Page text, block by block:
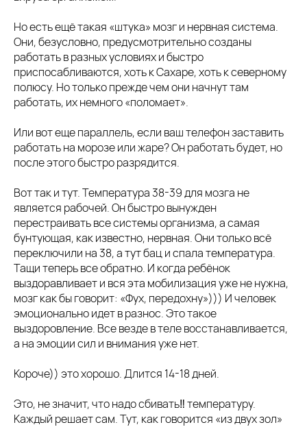
Но есть ещё такая «штука» мозг и нервная система.
Они, безусловно, предусмотрительно созданы
работать в разных условиях и быстро
приспосабливаются, хоть к Сахаре, хоть к северному
полюсу. Но только прежде чем они начнут там
работать, их немного «поломает».
Или вот еще параллель, если ваш телефон заставить
работать на морозе или жаре? Он работать будет, но
после этого быстро разрядится.
Вот так и тут. Температура 38-39 для мозга не
является рабочей. Он быстро вынужден
перестраивать все системы организма, а самая
бунтующая, как известно, нервная. Они только всё
переключили на 38, а тут бац и спала температура.
Тащи теперь все обратно. И когда ребёнок
выздоравливает и вся эта мобилизация уже не нужна,
мозг как бы говорит: «Фух, передохну»))) И человек
эмоционально идет в разнос. Это такое
выздоровление. Все везде в теле восстанавливается,
а на эмоции сил и внимания уже нет.
Короче)) это хорошо. Длится 14-18 дней.
Это, не значит, что надо сбивать‼️ температуру.
Каждый решает сам. Тут, как говорится «из двух зол»